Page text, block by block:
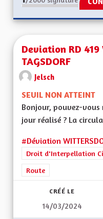
Deviation RD 419
TAGSDORF
Jelsch
SEUIL NON ATTEINT
Bonjour, pouvez-vous
jour réalisé ? La
#Déviation
Droit d'Interpellation
Route
CRÉÉ LE
14/03/2024